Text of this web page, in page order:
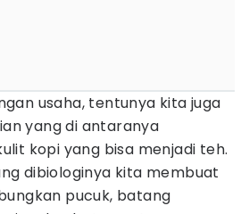
usaha, tentunya kita juga
yang di antaranya
kopi yang bisa menjadi teh.
dibiologinya kita membuat
pucuk, batang